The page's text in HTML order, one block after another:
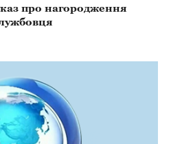
про нагородження